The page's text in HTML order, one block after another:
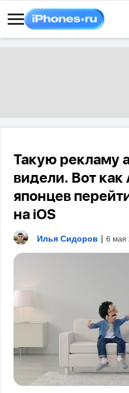
Такую рекламу
видели. Вот
японцев
на iOS
Илья Сидоров | 6 мая